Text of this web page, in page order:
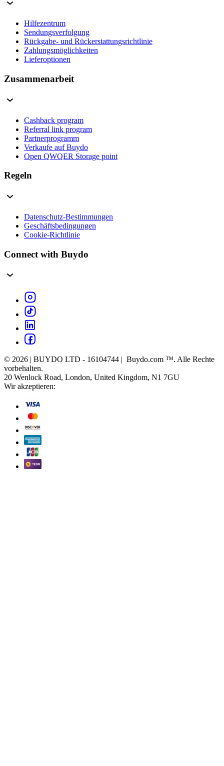
Hilfezentrum
Sendungsverfolgung
Rückgabe- und Rückerstattungsrichtlinie
Zahlungsmöglichkeiten
Lieferoptionen
Zusammenarbeit
Cashback program
Referral link program
Partnerprogramm
Verkaufe auf Buydo
Open QWQER Storage point
Regeln
Datenschutz-Bestimmungen
Geschäftsbedingungen
Cookie-Richtlinie
Connect with Buydo
© 2026 | BUYDO LTD - 16104744 | Buydo.com ™. Alle Rechte
vorbehalten.
20 Wenlock Road, London, United Kingdom, N1 7GU
Wir akzeptieren: